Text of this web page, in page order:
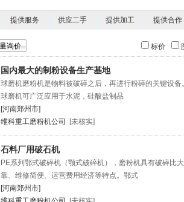
提供服务 供应二手 提供加工 提供合作
标价
国内最大的制粉设备生产基地
球磨机磨粉机是物料被破碎之后，再进行粉碎的关键设
球磨机可广泛应用于水泥，硅酸盐制品
[河南郑州市]
维科重工磨粉机公司
[未核实]
石料厂用破石机
PE系列鄂式破碎机（颚式破碎机），磨粉机具有破碎比
靠、维修简便、运营费用经济等特点。鄂式
[河南郑州市]